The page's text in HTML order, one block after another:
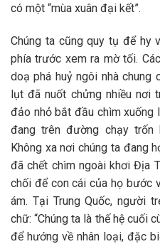
có một “mùa xuân đại kết”.
Chúng ta cũng quy tụ để hy
phía trước xem ra mờ tối.
doạ phá huỷ ngôi nhà chung
lụt đã nuốt chửng nhiều nơi
đảo nhỏ bắt đầu chìm xuống
đang trên đường chạy
Không xa nơi chúng ta đang
đã chết chìm ngoài khơi Địa
chối để con cái của họ bước
ám. Tại Trung Quốc, người
chữ: “Chúng ta là thế hệ cuối
để hướng về nhân loại, đặc